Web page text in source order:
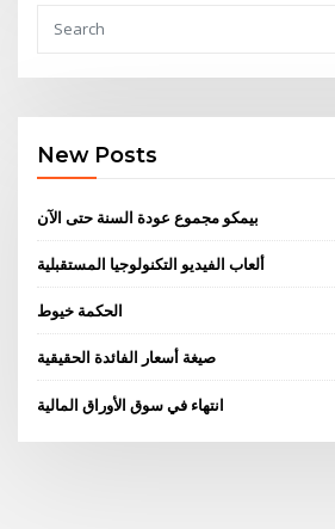
New Posts
بيمكو مجموع عودة السنة حتى الآن
ألعاب الفيديو التكنولوجيا المستقبلية
الحكمة خيوط
صيغة أسعار الفائدة الحقيقية
انتهاء في سوق الأوراق المالية